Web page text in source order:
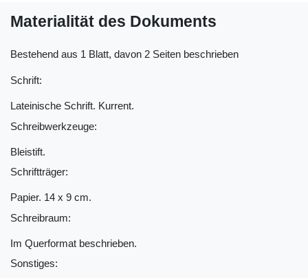
Materialität des Dokuments
Bestehend aus 1 Blatt, davon 2 Seiten beschrieben
Schrift:
Lateinische Schrift. Kurrent.
Schreibwerkzeuge:
Bleistift.
Schriftträger:
Papier. 14 x 9 cm.
Schreibraum:
Im Querformat beschrieben.
Sonstiges: